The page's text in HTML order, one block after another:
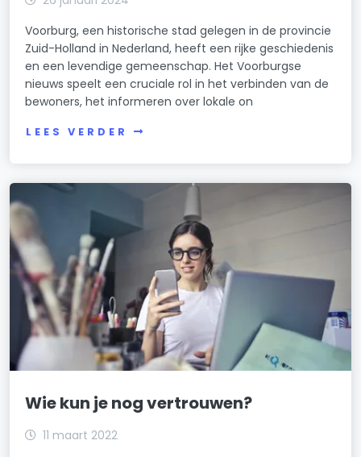
Voorburg, een historische stad gelegen in de provincie
Zuid-Holland in Nederland, heeft een rijke geschiedenis
en een levendige gemeenschap. Het Voorburgse
nieuws speelt een cruciale rol in het verbinden van de
bewoners, het informeren over lokale on
LEES VERDER
Wie kun je nog vertrouwen?
11 maart 2022